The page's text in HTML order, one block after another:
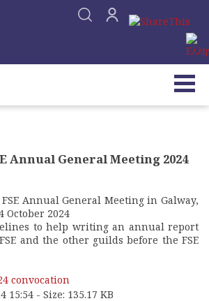
Annual General Meeting 2024
Annual General Meeting in Galway,
October 2024
to help writing an annual report
and the other guilds before the FSE
convocation
15:54 - Size: 135.17 KB